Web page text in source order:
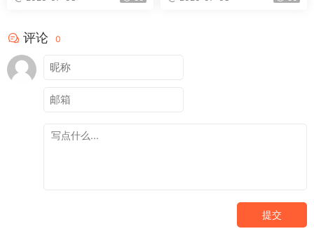
评论 0
提交